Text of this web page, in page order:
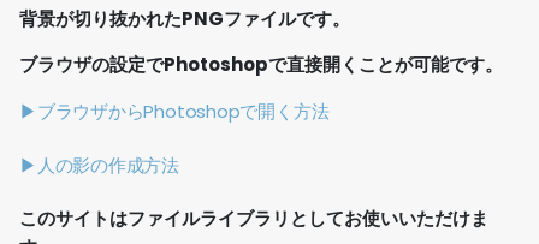
背景が切り抜かれたPNGファイルです。
ブラウザの設定でPhotoshopで直接開くことが可能です。
▶ブラウザからPhotoshopで開く方法
▶人の影の作成方法
このサイトはファイルライブラリとしてお使いいただけま